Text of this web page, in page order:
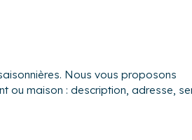
Nous vous proposons
ou maison : description, adresse,